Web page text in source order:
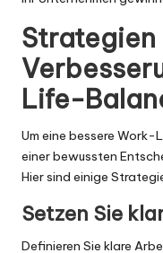
Strategien
Life-
Um eine bessere
einer bewussten
Hier sind einige
Setzen Sie
Definieren Sie klare